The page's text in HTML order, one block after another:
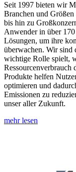
Seit 1997 bieten wir
Branchen und
bis hin zu
Anwender in über
Lösungen, um ihre
überwachen. Wir sind
wichtige Rolle spielt,
Ressourcenverbrauch
Produkte helfen
optimieren und
Emissionen zu
unser aller Zukunft.
mehr lesen